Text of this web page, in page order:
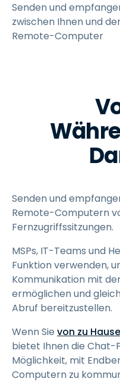
Senden und
zwischen Ihnen und
Remote-Computer
Senden und
Remote-Computern
Fernzugriffssitzungen.
MSPs, IT-Teams und
Funktion verwenden,
Kommunikation mit
ermöglichen und
Abruf bereitzustellen.
Wenn Sie von zu
bietet Ihnen die Chat-
Möglichkeit, mit
Computern zu